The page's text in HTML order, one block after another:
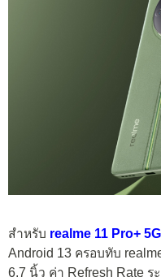
สำหรับ realme 11 Pro+
Android 13 ครอบทับ
6.7 นิ้ว ค่า Refresh Rate ร